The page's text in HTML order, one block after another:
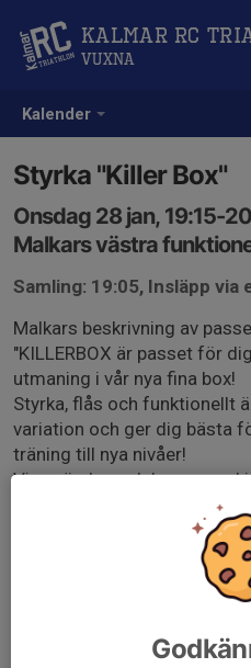
Kalender
Kalmar RC
Vuxna
Styrka "Killer Box"
Onsdag 28 jan, 19:15-
Malkars västra
Samling: 19:05, Insläpp
Malkars beskrivning av
"KILLERBOX är passet för
utmaning i vår nya fina box!
Styrka, flås och funktionellt
variation och ger dig bästa
träning till nya nivåer!
Vi använder redskap som
kettlebells, roddar och
Varje ny klass är unik med
roliga och tuffa utmaningar.
Våra kompetenta
och träningen präglas av
tekniskt. Häng med i